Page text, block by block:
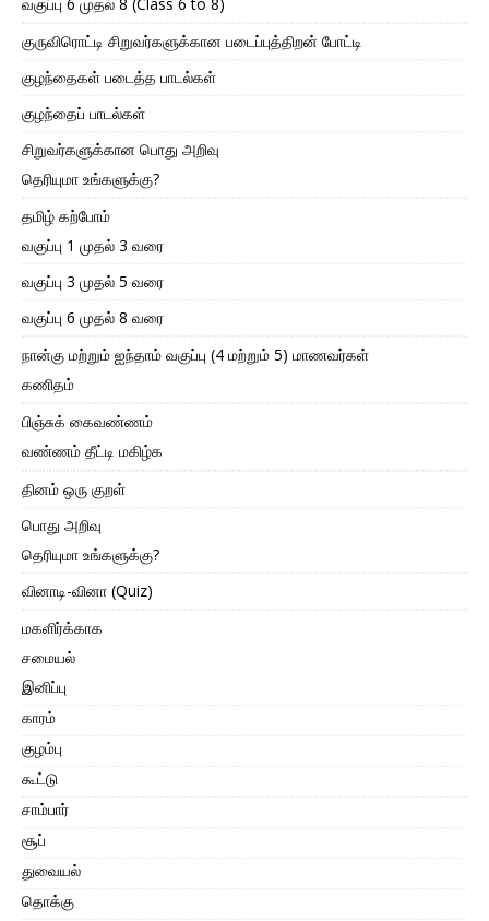
குருவிரொட்டி சிறுவர்களுக்கான படைப்புத்திறன் போட்டி
குழந்தைகள் படைத்த பாடல்கள்
குழந்தைப் பாடல்கள்
சிறுவர்களுக்கான பொது அறிவு
தெரியுமா உங்களுக்கு?
தமிழ் கற்போம்
வகுப்பு 1 முதல் 3 வரை
வகுப்பு 3 முதல் 5 வரை
வகுப்பு 6 முதல் 8 வரை
நான்கு மற்றும் ஐந்தாம் வகுப்பு (4 மற்றும் 5) மாணவர்கள்
கணிதம்
பிஞ்சுக் கைவண்ணம்
வண்ணம் தீட்டி மகிழ்க
தினம் ஒரு குறள்
பொது அறிவு
தெரியுமா உங்களுக்கு?
வினாடி-வினா (Quiz)
மகளிர்க்காக
சமையல்
இனிப்பு
காரம்
குழம்பு
கூட்டு
சாம்பார்
சூப்
துவையல்
தொக்கு